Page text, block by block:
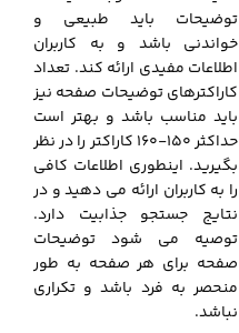
توضیحات باید طبیعی و
خواندنی باشد و به کاربران
اطلاعات مفیدی ارائه کند. تعداد
کاراکترهای توضیحات صفحه نیز
باید مناسب باشد و بهتر است
حداکثر ۱۵۰-۱۶۰ کاراکتر را در نظر
بگیرید. اینطوری اطلاعات کافی
را به کاربران ارائه می دهید و در
نتایج جستجو جذابیت دارد.
توصیه می شود توضیحات
صفحه برای هر صفحه به طور
منحصر به فرد باشد و تکراری
نباشد.